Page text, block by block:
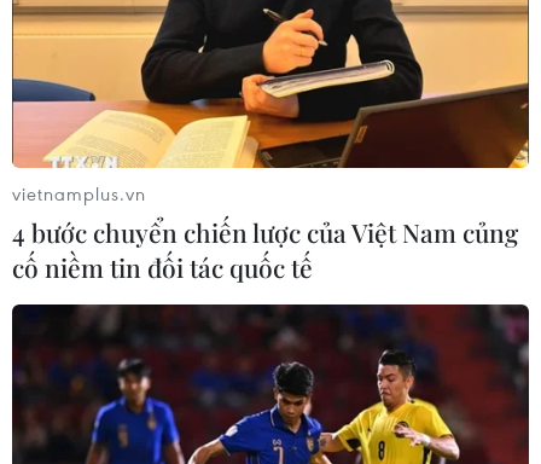
vietnamplus.vn
4 bước chuyển chiến lược của Việt Nam củng
cố niềm tin đối tác quốc tế